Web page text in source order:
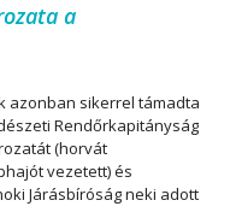
a
azonban sikerrel támadta
Rendőrkapitányság
(horvát
vezetett) és
Járásbíróság neki adott